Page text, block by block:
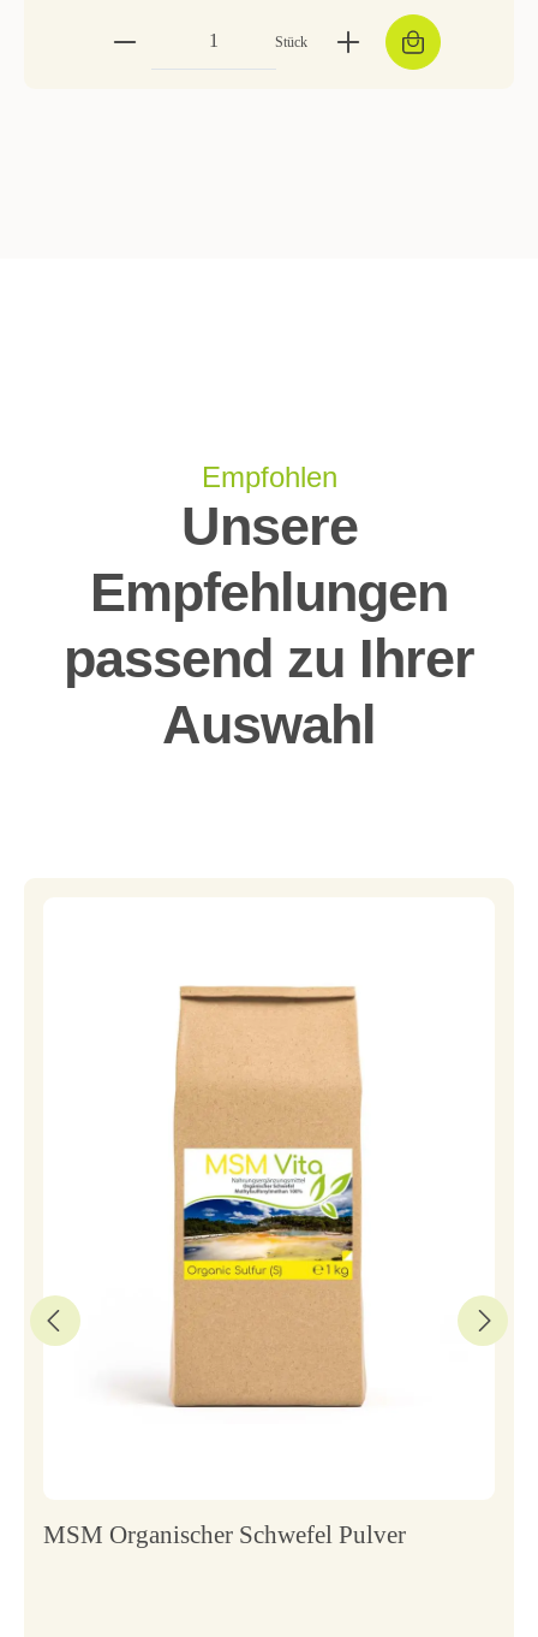
Stück
Empfohlen
Unsere
Empfehlungen
passend zu Ihrer
Auswahl
MSM Organischer Schwefel Pulver